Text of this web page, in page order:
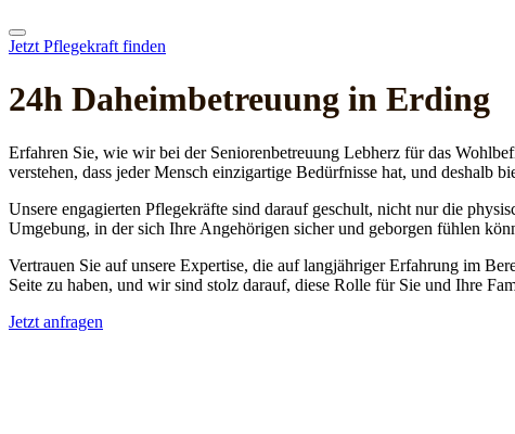
Jetzt Pflegekraft finden
24h Daheim­betreuung in Erding
Erfahren Sie, wie wir bei der Seniorenbetreuung Lebherz für das
verstehen, dass jeder Mensch einzigartige Bedürfnisse hat, und
Unsere engagierten Pflegekräfte sind darauf geschult, nicht nur die
Umgebung, in der sich Ihre Angehörigen sicher und geborgen fühlen
Vertrauen Sie auf unsere Expertise, die auf langjähriger Erfahrung im
Seite zu haben, und wir sind stolz darauf, diese Rolle für Sie und Ihre
Jetzt anfragen